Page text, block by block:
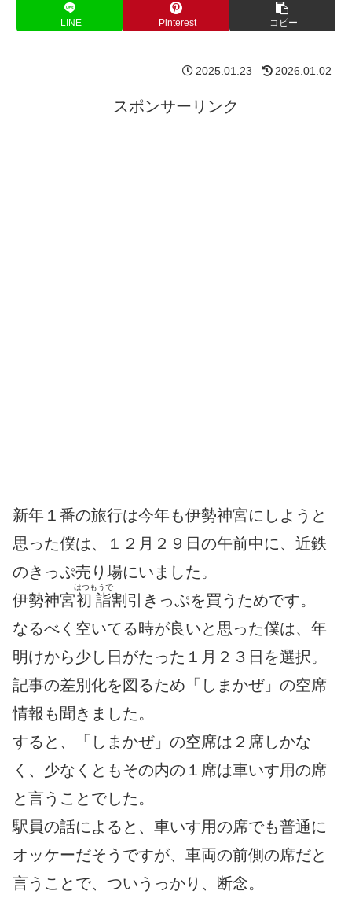
LINE Pinterest コピー
2025.01.23 2026.01.02
スポンサーリンク
新年１番の旅行は今年も伊勢神宮にしようと
思った僕は、１２月２９日の午前中に、近鉄
のきっぷ売り場にいました。
伊勢神宮初詣
はつもうで
割引きっぷを買うためです。
なるべく空いてる時が良いと思った僕は、年
明けから少し日がたった１月２３日を選択。
記事の差別化を図るため「しまかぜ」の空席
情報も聞きました。
すると、「しまかぜ」の空席は２席しかな
く、少なくともその内の１席は車いす用の席
と言うことでした。
駅員の話によると、車いす用の席でも普通に
オッケーだそうですが、車両の前側の席だと
言うことで、ついうっかり、断念。